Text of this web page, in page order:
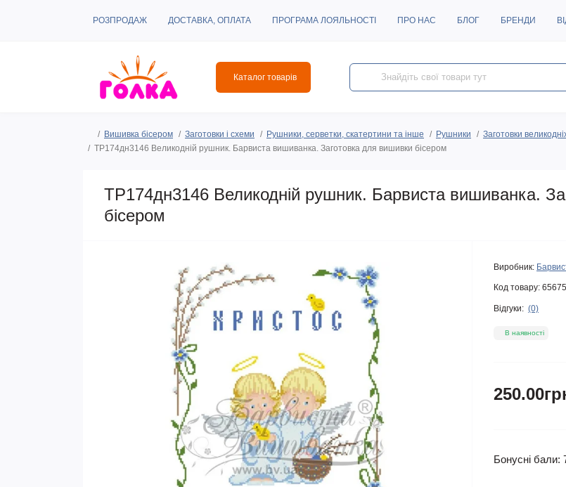
РОЗПРОДАЖ ДОСТАВКА, ОПЛАТА ПРОГРАМА ЛОЯЛЬНОСТІ ПРО НАС БЛОГ БРЕНДИ
Каталог товарів
Вишивка бісером Заготовки і схеми Рушники, серветки, скатертини та інше Рушники
Заготовки
ТР174дн3146 Великодній рушник. Барвиста вишиванка. Заготовка для вишивки бісером
ТР174дн3146 Великодній рушник. Барвиста вишиванка.
бісером
Виробник:
Код товару: 65675
Відгуки: (0)
В наявності
Бонусні бали: